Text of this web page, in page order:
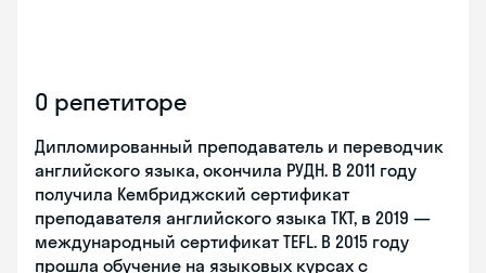
О репетиторе
Дипломированный преподаватель и переводчик
английского языка, окончила РУДН. В 2011 году
получила Кембриджский сертификат
преподавателя английского языка ТКТ, в 2019 —
международный сертификат TEFL. В 2015 году
прошла обучение на языковых курсах с